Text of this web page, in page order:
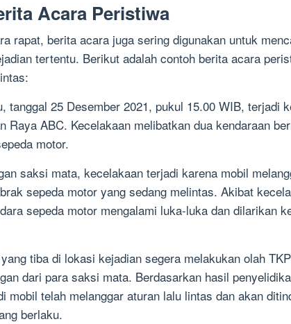
Acara Peristiwa
rapat, berita acara juga sering digunakan untuk
tertentu. Berikut adalah contoh berita acara
tanggal 25 Desember 2021, pukul 15.00 WIB, terjadi
Raya ABC. Kecelakaan melibatkan dua kendaraan
motor.
saksi mata, kecelakaan terjadi karena mobil
sepeda motor yang sedang melintas. Akibat
sepeda motor mengalami luka-luka dan dilarikan
tiba di lokasi kejadian segera melakukan olah
dari para saksi mata. Berdasarkan hasil
mobil telah melanggar aturan lalu lintas dan akan
berlaku.